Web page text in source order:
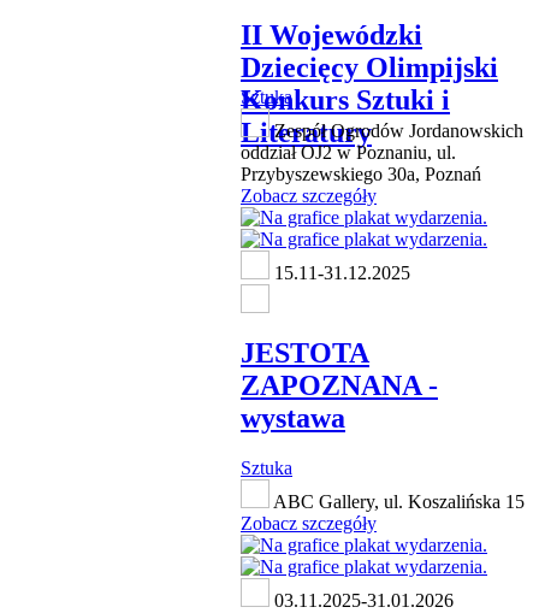
II Wojewódzki
Dziecięcy Olimpijski
Konkurs Sztuki i
Literatury
Sztuka
Zespół Ogrodów Jordanowskich
oddział OJ2 w Poznaniu, ul.
Przybyszewskiego 30a, Poznań
Zobacz szczegóły
15.11-31.12.2025
JESTOTA
ZAPOZNANA -
wystawa
Sztuka
ABC Gallery, ul. Koszalińska 15
Zobacz szczegóły
03.11.2025-31.01.2026